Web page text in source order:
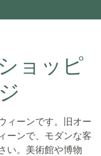
ョッピ
ィーンです。旧オー
ーンで、モダンな客
い。美術館や博物